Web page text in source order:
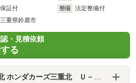
保証付 整備
法定整備付
三重県鈴鹿市
・見積依頼
る
カーズ三重北 Ｕ－Ｓｅｌｅｃｔ鈴鹿